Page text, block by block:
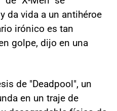
da vida a un antihéroe
irónico es tan
golpe, dijo en una
de "Deadpool", un
en un traje de